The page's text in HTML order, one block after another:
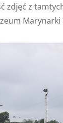
z
Marynarki